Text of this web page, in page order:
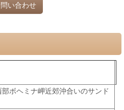
い合わせ
ボヘミナ岬近郊沖合いのサンド